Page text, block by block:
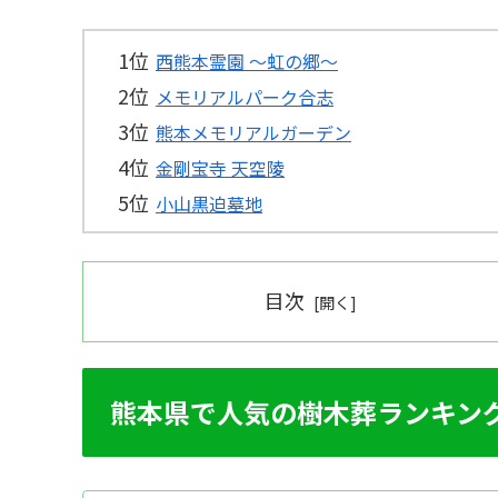
西熊本霊園 ～虹の郷～
メモリアルパーク合志
熊本メモリアルガーデン
金剛宝寺 天空陵
小山黒迫墓地
目次
熊本県で人気の樹木葬ランキン